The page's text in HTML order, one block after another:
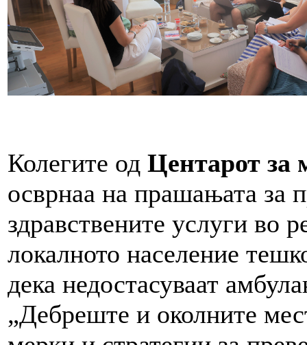
Колегите од Центарот за
осврнаа на прашањата за
здравствените услуги во
локалното население
дека недостасуваат
„Дебреште и околните